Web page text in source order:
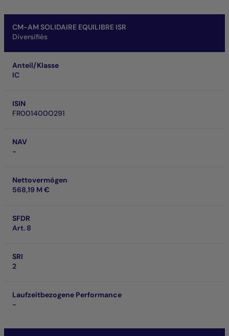
CM-AM SOLIDAIRE EQUILIBRE ISR
Diversifiés
Anteil/Klasse
IC
ISIN
FR001400O291
NAV
-
Nettovermögen
568,19 M €
SFDR
Art. 8
SRI
2
Laufzeitbezogene Performance
-